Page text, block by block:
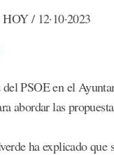
/ 12·10·2023
PSOE en el
abordar las
ha explicado que